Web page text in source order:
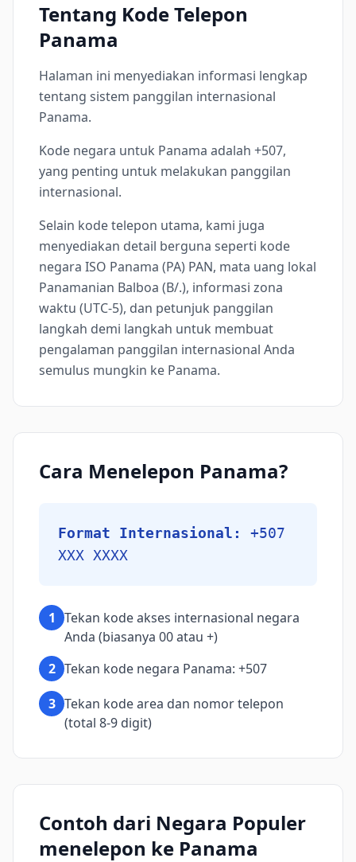
Tentang Kode Telepon
Panama
Halaman ini menyediakan informasi lengkap
tentang sistem panggilan internasional
Panama.
Kode negara untuk Panama adalah +507,
yang penting untuk melakukan panggilan
internasional.
Selain kode telepon utama, kami juga
menyediakan detail berguna seperti kode
negara ISO Panama (PA) PAN, mata uang lokal
Panamanian Balboa (B/.), informasi zona
waktu (UTC-5), dan petunjuk panggilan
langkah demi langkah untuk membuat
pengalaman panggilan internasional Anda
semulus mungkin ke Panama.
Cara Menelepon Panama?
Format Internasional:
+507
XXX XXXX
1 Tekan kode akses internasional negara
Anda (biasanya 00 atau +)
2 Tekan kode negara Panama: +507
3 Tekan kode area dan nomor telepon
(total 8-9 digit)
Contoh dari Negara Populer
menelepon ke Panama